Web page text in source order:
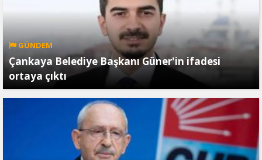
GÜNDEM
Çankaya Belediye Başkanı Güner'in ifadesi
ortaya çıktı